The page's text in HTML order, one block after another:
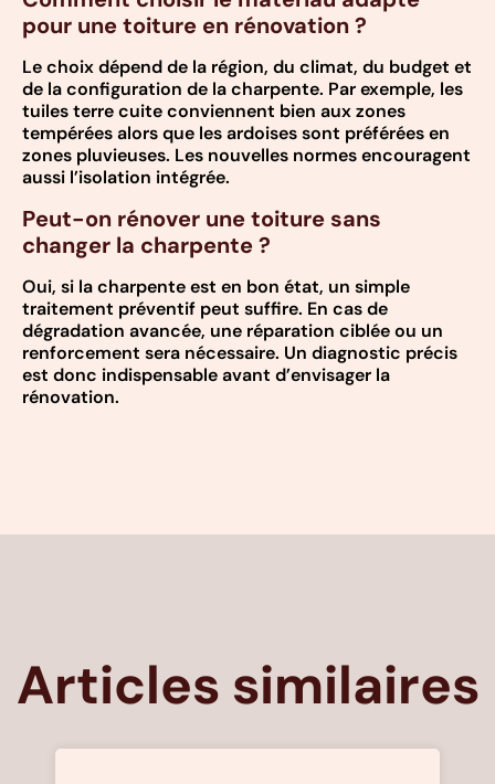
pour une toiture en rénovation ?
Le choix dépend de la région, du climat, du budget et
de la configuration de la charpente. Par exemple, les
tuiles terre cuite conviennent bien aux zones
tempérées alors que les ardoises sont préférées en
zones pluvieuses. Les nouvelles normes encouragent
aussi l’isolation intégrée.
Peut-on rénover une toiture sans
changer la charpente ?
Oui, si la charpente est en bon état, un simple
traitement préventif peut suffire. En cas de
dégradation avancée, une réparation ciblée ou un
renforcement sera nécessaire. Un diagnostic précis
est donc indispensable avant d’envisager la
rénovation.
Articles similaires